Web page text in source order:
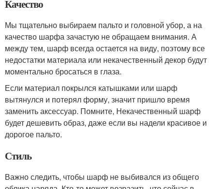
Качество
Мы тщательно выбираем пальто и головной убор, а на
качество шарфа зачастую не обращаем внимания. А
между тем, шарф всегда остается на виду, поэтому все
недостатки материала или некачественный декор будут
моментально бросаться в глаза.
Если материал покрылся катышками или шарф
вытянулся и потерял форму, значит пришло время
заменить аксессуар. Помните, Некачественный шарф
будет дешевить образ, даже если вы надели красивое и
дорогое пальто.
Стиль
Важно следить, чтобы шарф не выбивался из общего